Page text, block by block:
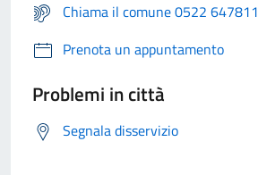
Chiama il comune 0522 647811
Prenota un appuntamento
Problemi in città
Segnala disservizio